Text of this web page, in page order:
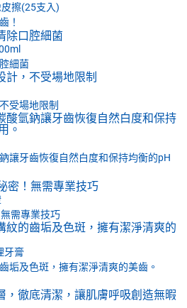
皮擦(25支入)
！
細菌
受場地限制
讓牙齒恢復自然白度和保持均衡的pH
需專業技巧
牙膏
垢及色斑，擁有潔淨清爽的美齒。